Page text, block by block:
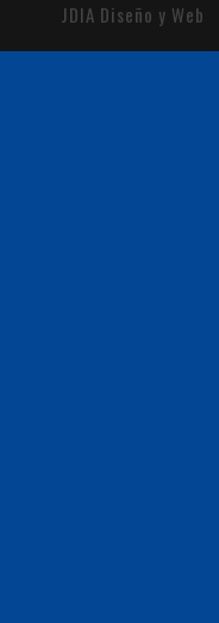
JDIA Diseño y Web